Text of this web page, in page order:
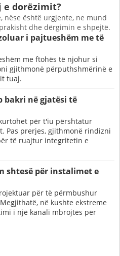
e dorëzimit?
nëse është urgjente, ne mund
dhe dërgimin e shpejtë.
i pajtueshëm me të
me ftohës të njohur si
gjithmonë përputhshmërinë e
tuaj.
bakri në gjatësi të
për t'iu përshtatur
Pas prerjes, gjithmonë rindizni
të ruajtur integritetin e
shtesë për instalimet e
për të përmbushur
në kushte ekstreme
i një kanali mbrojtës për